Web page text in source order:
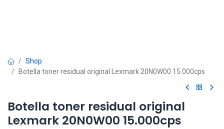
Shop
Botella toner residual original Lexmark 20N0W00 15.000cps
Botella toner residual original
Lexmark 20N0W00 15.000cps